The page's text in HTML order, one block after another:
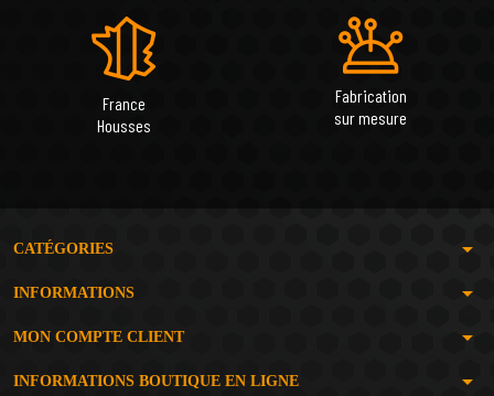
France
Housses
Fabrication
sur mesure
CATÉGORIES arrow_drop_down
INFORMATIONS arrow_drop_down
MON COMPTE CLIENT arrow_drop_down
INFORMATIONS BOUTIQUE EN LIGNE arrow_drop_down